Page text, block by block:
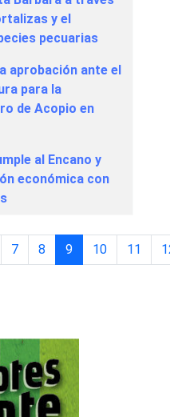
y el
pecuarias
aprobación ante el
para la
de Acopio en
al Encano y
económica con
Página 9 de 16
7 8 9 10 11